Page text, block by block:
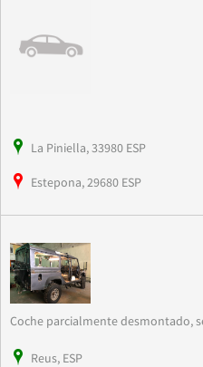
La Piniella, 33980 ESP
Estepona, 29680 ESP
Coche parcialmente desmontado,
Reus, ESP